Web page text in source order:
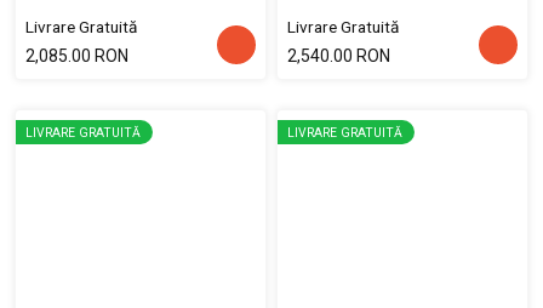
Livrare Gratuită
2,085.00 RON
Livrare Gratuită
2,540.00 RON
LIVRARE GRATUITĂ LIVRARE GRATUITĂ